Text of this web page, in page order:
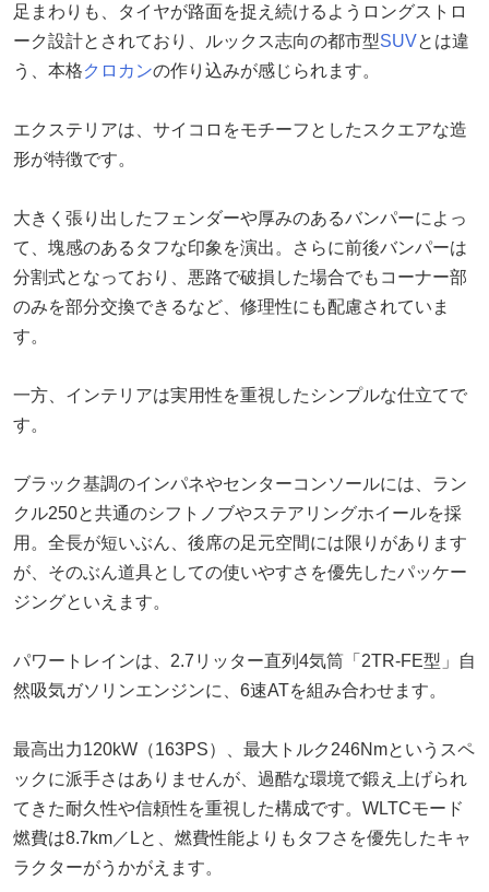
足まわりも、タイヤが路面を捉え続けるようロングストロ
ーク設計とされており、ルックス志向の都市型SUVとは違
う、本格クロカンの作り込みが感じられます。
エクステリアは、サイコロをモチーフとしたスクエアな造
形が特徴です。
大きく張り出したフェンダーや厚みのあるバンパーによっ
て、塊感のあるタフな印象を演出。さらに前後バンパーは
分割式となっており、悪路で破損した場合でもコーナー部
のみを部分交換できるなど、修理性にも配慮されていま
す。
一方、インテリアは実用性を重視したシンプルな仕立てで
す。
ブラック基調のインパネやセンターコンソールには、ラン
クル250と共通のシフトノブやステアリングホイールを採
用。全長が短いぶん、後席の足元空間には限りがあります
が、そのぶん道具としての使いやすさを優先したパッケー
ジングといえます。
パワートレインは、2.7リッター直列4気筒「2TR-FE型」自
然吸気ガソリンエンジンに、6速ATを組み合わせます。
最高出力120kW（163PS）、最大トルク246Nmというスペ
ックに派手さはありませんが、過酷な環境で鍛え上げられ
てきた耐久性や信頼性を重視した構成です。WLTCモード
燃費は8.7km／Lと、燃費性能よりもタフさを優先したキャ
ラクターがうかがえます。